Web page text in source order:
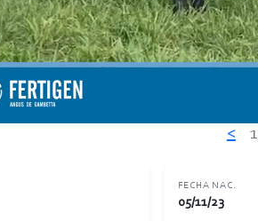
< 1
FECHA NAC.
05/11/23